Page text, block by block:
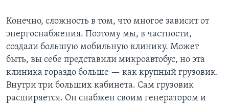
Конечно, сложность в том, что многое зависит от
энергоснабжения. Поэтому мы, в частности,
создали большую мобильную клинику. Может
быть, вы себе представили микроавтобус, но эта
клиника гораздо больше — как крупный грузовик.
Внутри три больших кабинета. Сам грузовик
расширяется. Он снабжен своим генератором и